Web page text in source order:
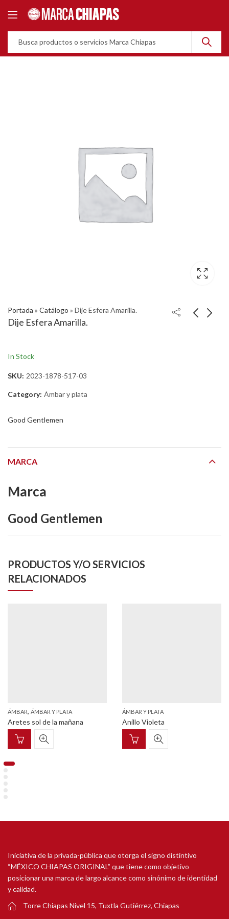
Portada » Catálogo » Dije Esfera Amarilla.
Dije Esfera Amarilla.
In Stock
SKU: 2023-1878-517-03
Category: Ámbar y plata
Good Gentlemen
MARCA
Marca
Good Gentlemen
PRODUCTOS Y/O SERVICIOS
RELACIONADOS
ÁMBAR, ÁMBAR Y PLATA
Aretes sol de la mañana
ÁMBAR Y PLATA
Anillo Violeta
Iniciativa de la privada-pública que otorga el signo distintivo
“MÉXICO CHIAPAS ORIGINAL” que tiene como objetivo
posicionar una marca de largo alcance como sinónimo de identidad
y calidad.
Torre Chiapas Nivel 15, Tuxtla Gutiérrez, Chiapas